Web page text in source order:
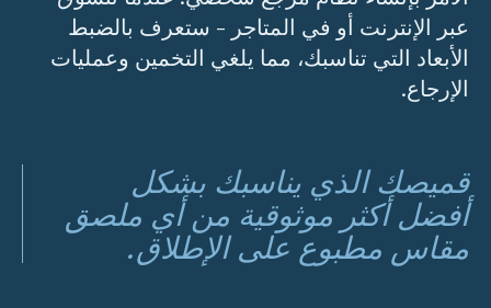
عبر الإنترنت أو في المتاجر - ستعرف بالضبط
الأبعاد التي تناسبك، مما يلغي التخمين وعمليات
الإرجاع.
قميصك الذي يناسبك بشكل
أفضل أكثر موثوقية من أي ملصق
مقاس مطبوع على الإطلاق.